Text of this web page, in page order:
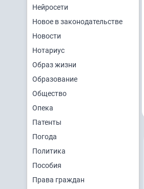
Нейросети
Новое в законодательстве
Новости
Нотариус
Образ жизни
Образование
Общество
Опека
Патенты
Погода
Политика
Пособия
Права граждан